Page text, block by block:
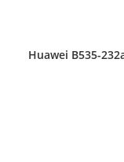
Huawei B535-